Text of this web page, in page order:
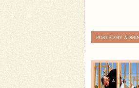
POSTED BY